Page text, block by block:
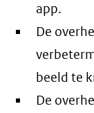
app.
De
beeld te
De